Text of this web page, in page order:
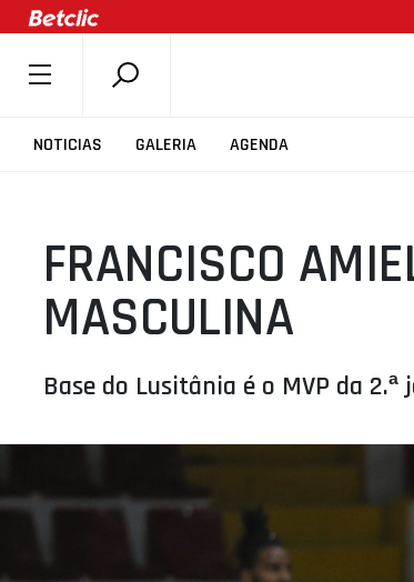
NOTICIAS GALERIA AGENDA
SOBRE A FPB
COMPETIÇÕES
ASSOCIAÇÕES
CLUBES
AGENTES
SELEÇÕES
MINIBASQUETE
ÁREA TÉCNICA
PROJETOS
FRANCISCO
MASCULINA
Base do Lusitânia é o MVP da 2.ª